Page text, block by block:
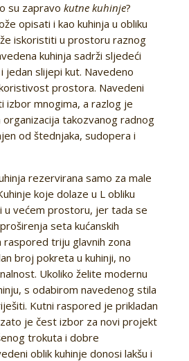
su zapravo kutne kuhinje?
opisati i kao kuhinja u obliku
iskoristiti u prostoru raznog
kuhinja sadrži sljedeći
jedan slijepi kut. Navedeno
prostora. Navedeni
izbor mnogima, a razlog je
takozvanog radnog
od štednjaka, sudopera i
rezervirana samo za male
koje dolaze u L obliku
u većem prostoru, jer tada se
seta kućanskih
raspored triju glavnih zona
broj pokreta u kuhinji, no
Ukoliko želite modernu
s odabirom navedenog stila
Kutni raspored je prikladan
je čest izbor za novi projekt
trokuta i dobre
oblik kuhinje donosi lakšu i